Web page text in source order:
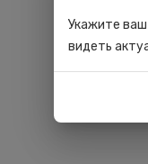
Укажите
видеть